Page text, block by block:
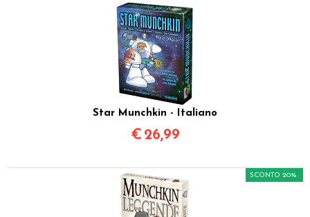
Star Munchkin - Italiano
€ 26,99
SCONTO 20%